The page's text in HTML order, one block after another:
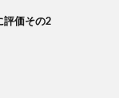
価その2